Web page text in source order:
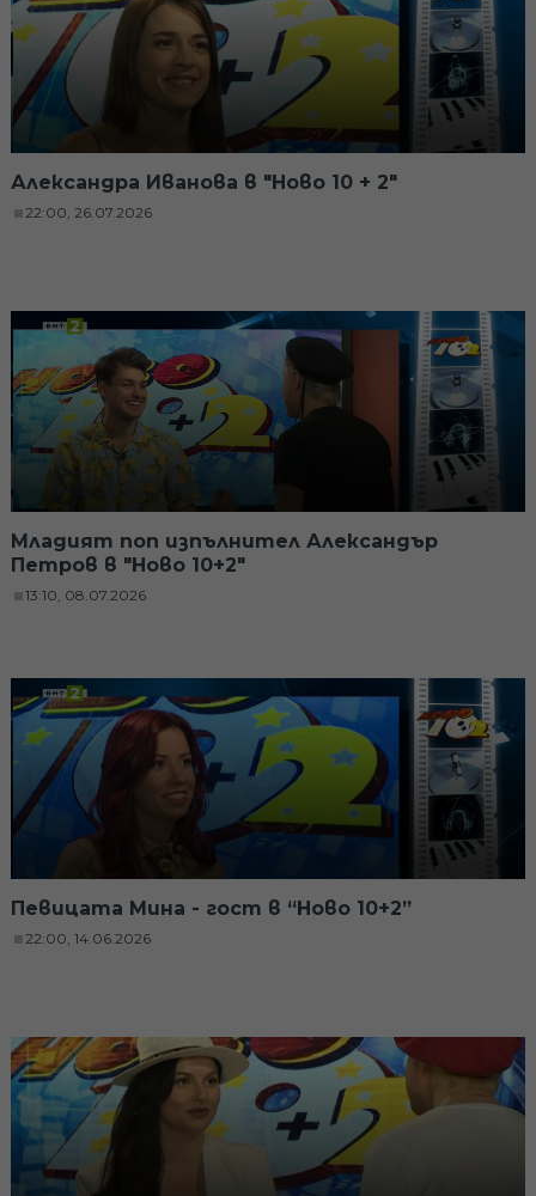
Александра Иванова в "Ново 10 + 2"
22:00, 26.07.2026
Младият поп изпълнител Александър
Петров в "Ново 10+2"
13:10, 08.07.2026
Певицата Мина - гост в “Ново 10+2”
22:00, 14.06.2026